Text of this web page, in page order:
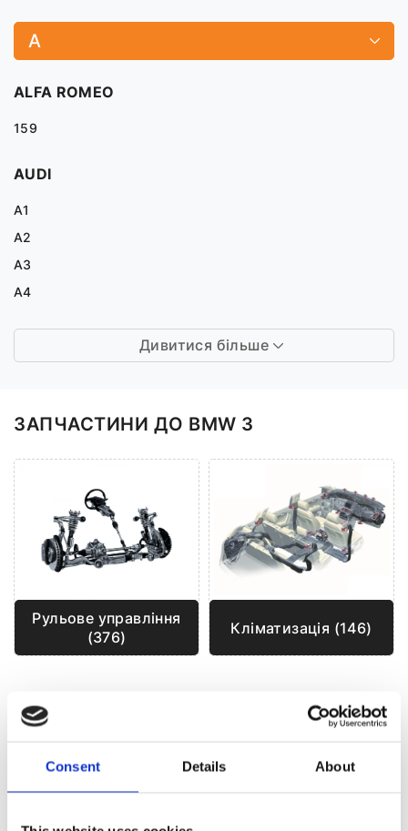
Consent Details About
A
ALFA ROMEO
159
AUDI
A1
A2
A3
A4
Дивитися більше
ЗАПЧАСТИНИ ДО BMW 3
Рульове управління
(376)
Кліматизація (146)
РУЛЬОВЕ УПРАВЛІННЯ ДЛЯ BMW 3